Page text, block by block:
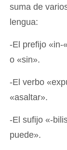
suma de
lengua:
-El prefijo «in-
o «sin».
-El verbo
«asaltar».
-El sufijo «-
puede».